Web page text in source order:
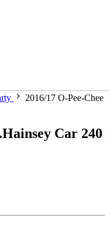
2016/17 O-Pee-Chee
Car 240